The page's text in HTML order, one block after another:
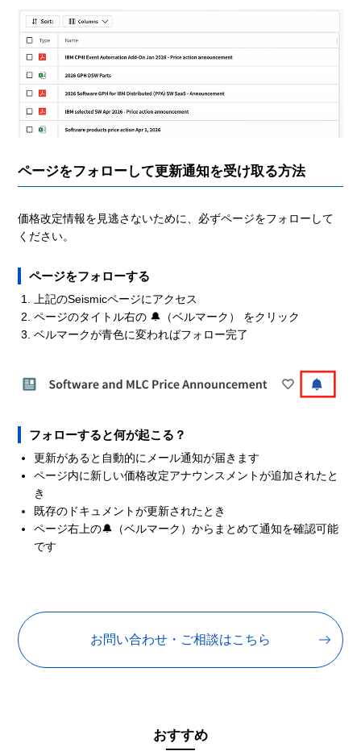
ページをフォローして更新通知を受け取る方法
価格改定情報を見逃さないために、必ずページをフォローして
ください。
ページをフォローする
上記のSeismicページにアクセス
ページのタイトル右の 🔔（ベルマーク） をクリック
ベルマークが青色に変わればフォロー完了
フォローすると何が起こる？
更新があると自動的にメール通知が届きます
ページ内に新しい価格改定アナウンスメントが追加されたと
き
既存のドキュメントが更新されたとき
ページ右上の🔔（ベルマーク）からまとめて通知を確認可能
です
お問い合わせ・ご相談はこちら
おすすめ